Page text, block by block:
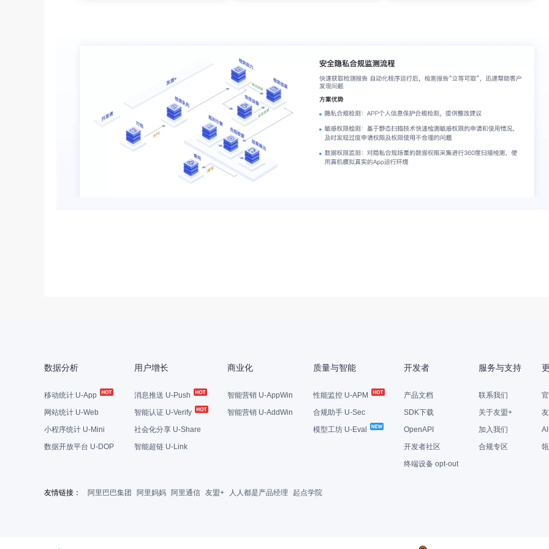
数据分析
移动统计 U-App
网站统计 U-Web
小程序统计 U-Mini
数据开放平台 U-DOP
用户增长
消息推送 U-Push
智能认证 U-Verify
社会化分享 U-Share
智能超链 U-Link
商业化
智能营销 U-AppWin
智能营销 U-AddWin
质量与智能
性能监控 U-APM
合规助手 U-Sec
模型工坊 U-Eval
开发者
产品文档
SDK下载
OpenAPI
开发者社区
终端设备 opt-out
服务与支持
联系我们
关于友盟+
加入我们
合规专区
友情链接： 阿里巴巴集团 阿里妈妈 阿里通信 友盟+ 人人都是产品经理 起点学院